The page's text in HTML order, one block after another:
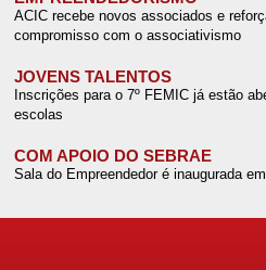
ACIC recebe novos associados e
compromisso com o associativismo
JOVENS TALENTOS
Inscrições para o 7º FEMIC já estão
escolas
COM APOIO DO SEBRAE
Sala do Empreendedor é inaugurada